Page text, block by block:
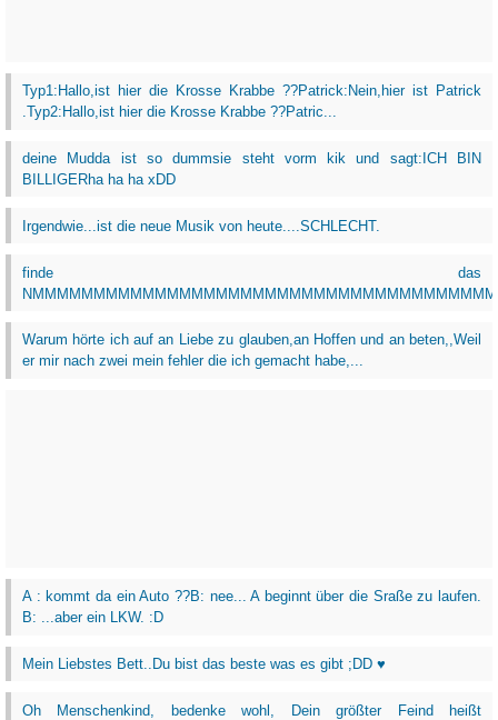
Typ1:Hallo,ist hier die Krosse Krabbe ??Patrick:Nein,hier ist Patrick
.Typ2:Hallo,ist hier die Krosse Krabbe ??Patric...
deine Mudda ist so dummsie steht vorm kik und sagt:ICH BIN
BILLIGERha ha ha xDD
Irgendwie...ist die neue Musik von heute....SCHLECHT.
finde das
Warum hörte ich auf an Liebe zu glauben,an Hoffen und an beten,,Weil
er mir nach zwei mein fehler die ich gemacht habe,...
A : kommt da ein Auto ??B: nee... A beginnt über die Sraße zu laufen.
B: ...aber ein LKW. :D
Mein Liebstes Bett..Du bist das beste was es gibt ;DD ♥
Oh Menschenkind, bedenke wohl, Dein größter Feind heißt